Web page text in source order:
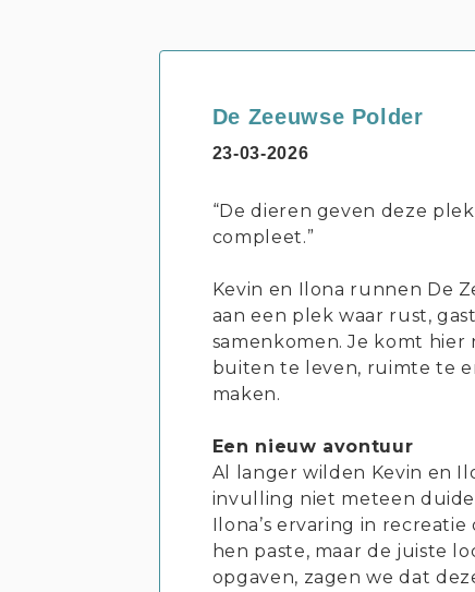
De Zeeuwse Polder
23-03-2026
“De dieren geven deze
compleet.”
Kevin en Ilona runnen De
aan een plek waar rust,
samenkomen. Je komt
buiten te leven, ruimte te
maken.
Een nieuw avontuur
Al langer wilden Kevin en
invulling niet meteen
Ilona’s ervaring in
hen paste, maar de juiste
opgaven, zagen we dat